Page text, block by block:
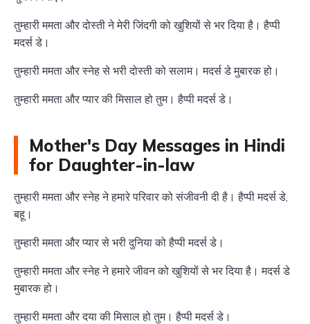
तुम्हारी ममता और दोस्ती ने मेरी जिंदगी को खुशियों से भर दिया है। हैप्पी
मदर्स डे।
तुम्हारी ममता और स्नेह से भरी दोस्ती को सलाम। मदर्स डे मुबारक हो।
तुम्हारी ममता और प्यार की मिसाल हो तुम। हैप्पी मदर्स डे।
Mother's Day Messages in Hindi
for Daughter-in-law
तुम्हारी ममता और स्नेह ने हमारे परिवार को संजीवनी दी है। हैप्पी मदर्स डे,
बहू।
तुम्हारी ममता और प्यार से भरी दुनिया को हैप्पी मदर्स डे।
तुम्हारी ममता और स्नेह ने हमारे जीवन को खुशियों से भर दिया है। मदर्स डे
मुबारक हो।
तुम्हारी ममता और दया की मिसाल हो तुम। हैप्पी मदर्स डे।